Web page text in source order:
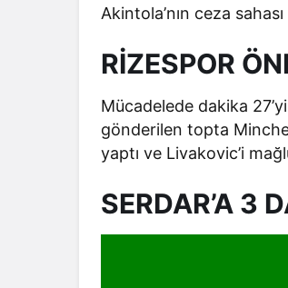
Akintola’nın ceza
RİZESPOR
Mücadelede dakika
gönderilen topta
yaptı ve Livakovic’i
SERDAR’A 3